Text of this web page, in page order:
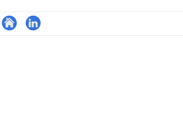
Site
LinkedIn